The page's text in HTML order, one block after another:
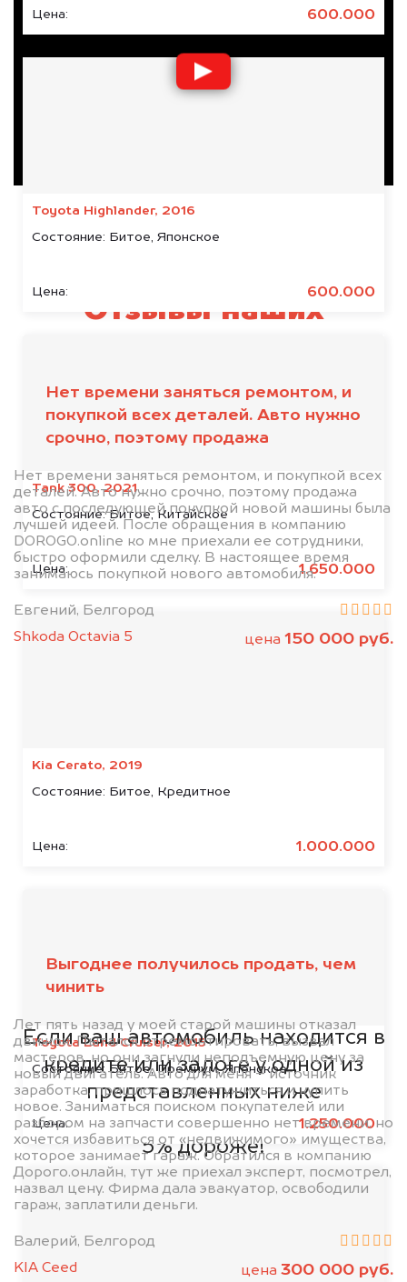
Цена: 600.000
Toyota Highlander, 2016
Состояние: Битое, Японское
Цена: 600.000
Tank 300, 2021
Состояние:Битое, Китайское
Цена: 1.650.000
Kia Cerato, 2019
Состояние: Битое, Кредитное
Цена: 1.000.000
Toyota Land Cruiser, 2015
Состояние:Битое, Премиум, Японское
Цена: 1.250.000
Отзывы наших
Нет времени заняться ремонтом, и
покупкой всех деталей. Авто нужно
срочно, поэтому продажа
Нет времени заняться ремонтом, и покупкой всех
деталей. Авто нужно срочно, поэтому продажа
авто с последующей покупкой новой машины была
лучшей идеей. После обращения в компанию
DOROGO.online ко мне приехали ее сотрудники,
быстро оформили сделку. В настоящее время
занимаюсь покупкой нового автомобиля.
Евгений, Белгород
Shkoda Octavia 5
цена 150 000 руб.
Выгоднее получилось продать, чем
чинить
Лет пять назад у моей старой машины отказал
движок. Пытался отремонтировать, вызвал
мастеров, но они загнули неподъемную цену за
новый двигатель. Авто для меня – источник
заработка, пришлось поднатужиться и купить
новое. Заниматься поиском покупателей или
разбором на запчасти совершенно нет времени, но
хочется избавиться от «недвижимого» имущества,
которое занимает гараж. Обратился в компанию
Дорого.онлайн, тут же приехал эксперт, посмотрел,
назвал цену. Фирма дала эвакуатор, освободили
гараж, заплатили деньги.
Валерий, Белгород
KIA Ceed
цена 300 000 руб.
Мы сотрудничаем с
Если ваш автомобиль находится в
кредите или залоге у одной из
представленных ниже
организаций, то мы купим его на
5% дороже!